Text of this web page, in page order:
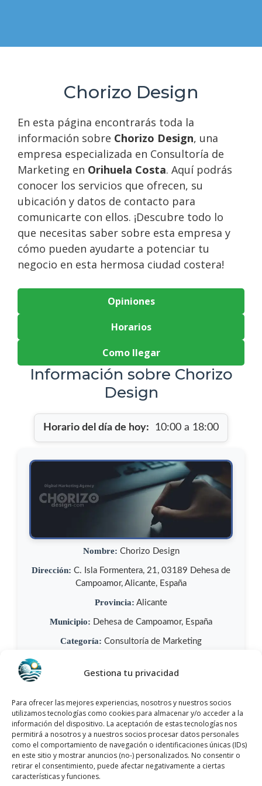
Gestiona tu privacidad
Para ofrecer las mejores experiencias, nosotros y nuestros socios
utilizamos tecnologías como cookies para almacenar y/o acceder a la
información del dispositivo. La aceptación de estas tecnologías nos
permitirá a nosotros y a nuestros socios procesar datos personales
como el comportamiento de navegación o identificaciones únicas (IDs)
en este sitio y mostrar anuncios (no-) personalizados. No consentir o
retirar el consentimiento, puede afectar negativamente a ciertas
características y funciones.
Chorizo Design
En esta página encontrarás toda la
información sobre Chorizo Design, una
empresa especializada en Consultoría de
Marketing en Orihuela Costa. Aquí podrás
conocer los servicios que ofrecen, su
ubicación y datos de contacto para
comunicarte con ellos. ¡Descubre todo lo
que necesitas saber sobre esta empresa y
cómo pueden ayudarte a potenciar tu
negocio en esta hermosa ciudad costera!
Opiniones
Horarios
Como llegar
Información sobre Chorizo
Design
Horario del día de hoy: 10:00 a 18:00
Nombre: Chorizo Design
Dirección: C. Isla Formentera, 21, 03189 Dehesa de
Campoamor, Alicante, España
Provincia: Alicante
Municipio: Dehesa de Campoamor, España
Categoría: Consultoría de Marketing
Sitio web: chorizodesign.com
Opiniones: Los clientes lo han valorado con 5,0/5
y cuenta con más de 3 opiniones.
Llamar Ahora
Como llegar a Chorizo Design